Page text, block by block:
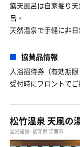
露天風呂は自家掘り
呂・
天然温泉で手軽に非日
協賛品情報
入浴招待券（有効期限
受付時にフロントで
松竹温泉 天風の
温浴施設 - 愛知県 江南市